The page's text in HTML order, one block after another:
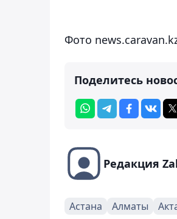
Фото
Поделитесь
Редакция
Астана Алматы